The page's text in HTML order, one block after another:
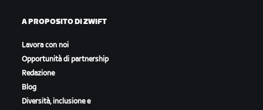
A PROPOSITO DI ZWIFT
Lavora con noi
Opportunità di partnership
Redazione
Blog
Diversità, inclusione e